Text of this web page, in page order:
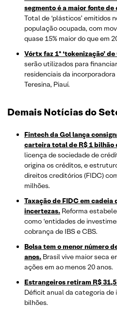
segmento é a maior fonte
Total de ‘plásticos’ emitidos
população ocupada, com
quase 15% maior do que em
Vórtx faz 1ª ‘tokenização’ de
serão utilizados para
residenciais da
Teresina, Piauí.
Demais Notícias do
Fintech da Gol lança
carteira total de R$ 1 bilhão
licença de sociedade de
origina os créditos, e
direitos creditórios (FIDC)
milhões.
Taxação de FIDC em
incertezas. Reforma
como ‘entidades de
cobrança de IBS e CBS.
Bolsa tem o menor número
anos. Brasil vive maior seca
ações em ao menos 20 anos.
Estrangeiros retiram R$
Déficit anual da categoria de
bilhões.